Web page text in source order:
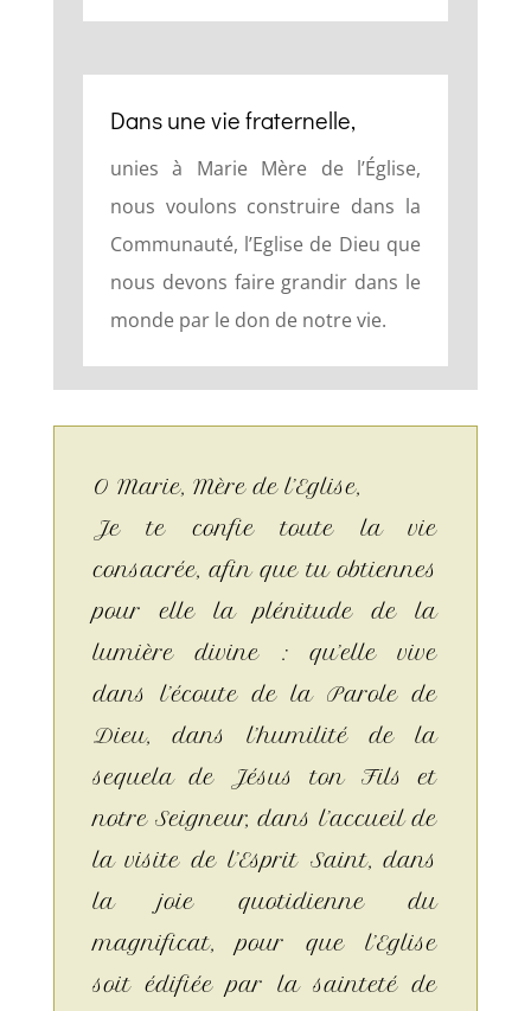
Dans une vie fraternelle,
unies à Marie Mère de l’Église,
nous voulons construire dans la
Communauté, l’Eglise de Dieu que
nous devons faire grandir dans le
monde par le don de notre vie.
O Marie, Mère de l’Eglise,
Je te confie toute la vie
consacrée, afin que tu obtiennes
pour elle la plénitude de la
lumière divine : qu’elle vive
dans l’écoute de la Parole de
Dieu, dans l’humilité de la
sequela de Jésus ton Fils et
notre Seigneur, dans l’accueil de
la visite de l’Esprit Saint, dans
la joie quotidienne du
magnificat, pour que l’Eglise
soit édifiée par la sainteté de